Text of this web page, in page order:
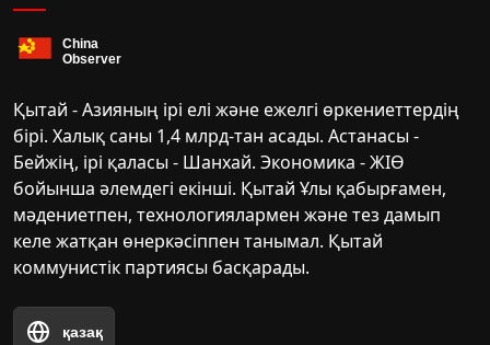
Қытай - Азияның ірі елі және ежелгі өркениеттердің
бірі. Халық саны 1,4 млрд-тан асады. Астанасы -
Бейжің, ірі қаласы - Шанхай. Экономика - ЖІӨ
бойынша әлемдегі екінші. Қытай Ұлы қабырғамен,
мәдениетпен, технологиялармен және тез дамып
келе жатқан өнеркәсіппен танымал. Қытай
коммунистік партиясы басқарады.
қазақ